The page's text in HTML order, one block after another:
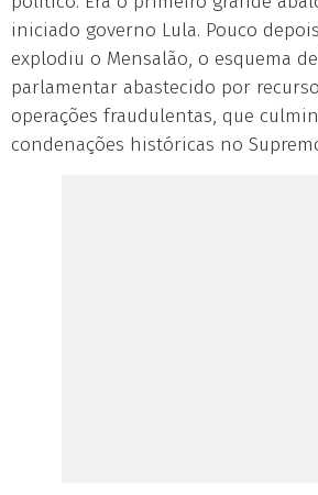
iniciado governo Lula. Pouco
explodiu o Mensalão, o esquema
parlamentar abastecido por
operações fraudulentas, que
condenações históricas no